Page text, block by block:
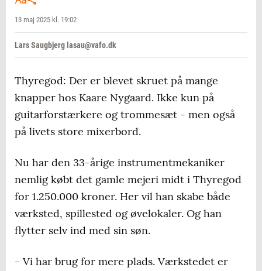
13 maj 2025 kl. 19:02
Lars Saugbjerg lasau@vafo.dk
Thyregod: Der er blevet skruet på mange
knapper hos Kaare Nygaard. Ikke kun på
guitarforstærkere og trommesæt - men også
på livets store mixerbord.
Nu har den 33-årige instrumentmekaniker
nemlig købt det gamle mejeri midt i Thyregod
for 1.250.000 kroner. Her vil han skabe både
værksted, spillested og øvelokaler. Og han
flytter selv ind med sin søn.
- Vi har brug for mere plads. Værkstedet er